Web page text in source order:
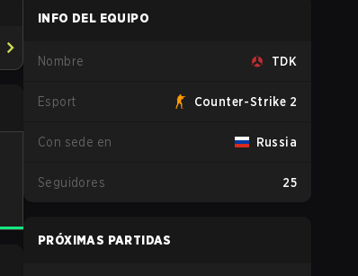
INFO DEL EQUIPO
Nombre TDK
Esport Counter-Strike 2
Con sede en Russia
Seguidores 25
PRÓXIMAS PARTIDAS